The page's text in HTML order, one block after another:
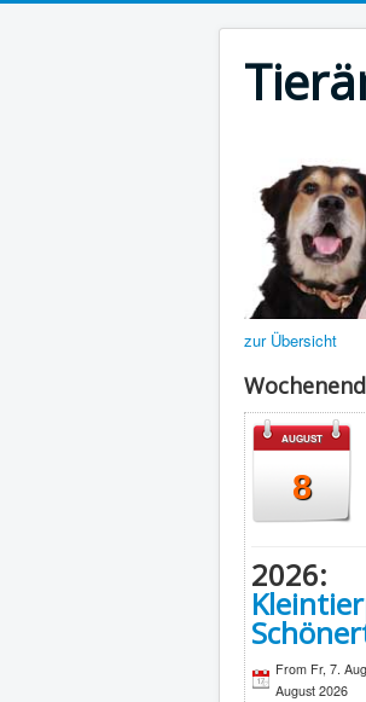
zur Übersicht
AUGUST
8
2026:
From Fr, 7.
August 2026